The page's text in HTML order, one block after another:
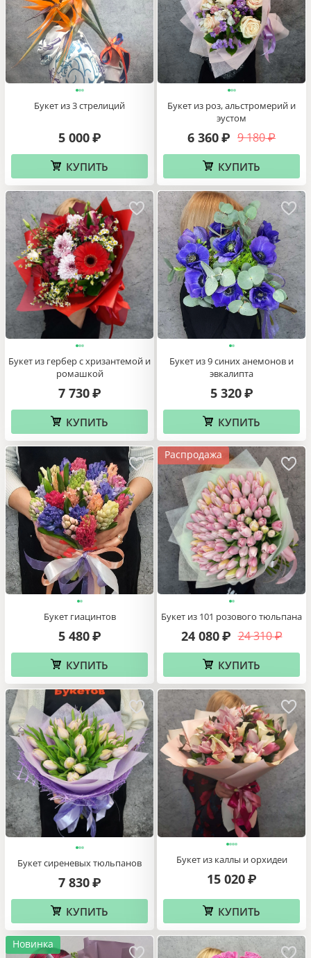
Букет из 3 стрелиций
5 000 ₽
КУПИТЬ
Букет из роз, альстромерий и
эустом
9 180 ₽
6 360₽
КУПИТЬ
Букет из гербер с хризантемой и
ромашкой
7 730 ₽
КУПИТЬ
Букет из 9 синих анемонов и
эвкалипта
5 320 ₽
КУПИТЬ
Букет гиацинтов
5 480 ₽
КУПИТЬ
Распродажа
Букет из 101 розового тюльпана
24 310 ₽
24 080 ₽
КУПИТЬ
Букет сиреневых тюльпанов
7 830 ₽
КУПИТЬ
Букет из каллы и орхидеи
15 020 ₽
КУПИТЬ
Новинка